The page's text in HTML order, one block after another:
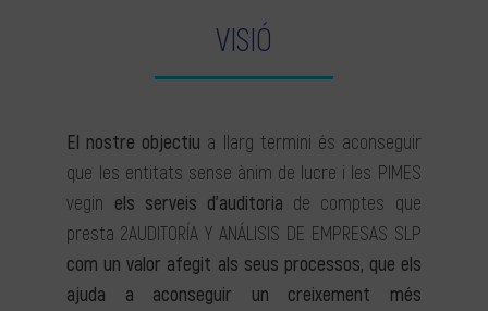
VISIÓ
El nostre objectiu a llarg termini és aconseguir
que les entitats sense ànim de lucre i les PIMES
vegin els serveis d’auditoria de comptes que
presta 2AUDITORÍA Y ANÁLISIS DE EMPRESAS SLP
com un valor afegit als seus processos, que els
ajuda a aconseguir un creixement més